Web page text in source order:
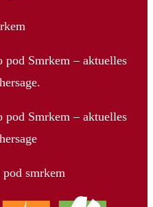
pod Smrkem – aktuelles
pod Smrkem – aktuelles
smrkem